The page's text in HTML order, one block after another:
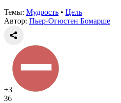
Темы: Мудрость • Цель
Автор: Пьер-Огюстен Бомарше
+3
36